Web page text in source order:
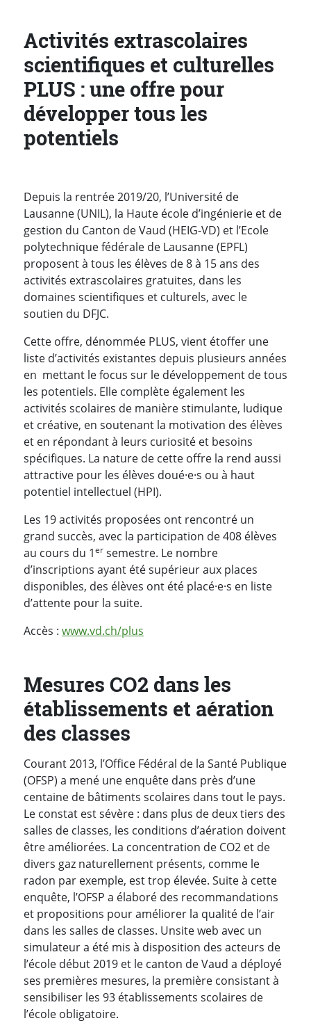
Activités extrascolaires
scientifiques et culturelles
PLUS : une offre pour
développer tous les
potentiels
Depuis la rentrée 2019/20, l’Université de
Lausanne (UNIL), la Haute école d’ingénierie et de
gestion du Canton de Vaud (HEIG-VD) et l’Ecole
polytechnique fédérale de Lausanne (EPFL)
proposent à tous les élèves de 8 à 15 ans des
activités extrascolaires gratuites, dans les
domaines scientifiques et culturels, avec le
soutien du DFJC.
Cette offre, dénommée PLUS, vient étoffer une
liste d’activités existantes depuis plusieurs années
en mettant le focus sur le développement de tous
les potentiels. Elle complète également les
activités scolaires de manière stimulante, ludique
et créative, en soutenant la motivation des élèves
et en répondant à leurs curiosité et besoins
spécifiques. La nature de cette offre la rend aussi
attractive pour les élèves doué·e·s ou à haut
potentiel intellectuel (HPI).
Les 19 activités proposées ont rencontré un
grand succès, avec la participation de 408 élèves
au cours du 1er semestre. Le nombre
d’inscriptions ayant été supérieur aux places
disponibles, des élèves ont été placé·e·s en liste
d’attente pour la suite.
Accès : www.vd.ch/plus
Mesures CO2 dans les
établissements et aération
des classes
Courant 2013, l’Office Fédéral de la Santé Publique
(OFSP) a mené une enquête dans près d’une
centaine de bâtiments scolaires dans tout le pays.
Le constat est sévère : dans plus de deux tiers des
salles de classes, les conditions d’aération doivent
être améliorées. La concentration de CO2 et de
divers gaz naturellement présents, comme le
radon par exemple, est trop élevée. Suite à cette
enquête, l’OFSP a élaboré des recommandations
et propositions pour améliorer la qualité de l’air
dans les salles de classes. Unsite web avec un
simulateur a été mis à disposition des acteurs de
l’école début 2019 et le canton de Vaud a déployé
ses premières mesures, la première consistant à
sensibiliser les 93 établissements scolaires de
l’école obligatoire.